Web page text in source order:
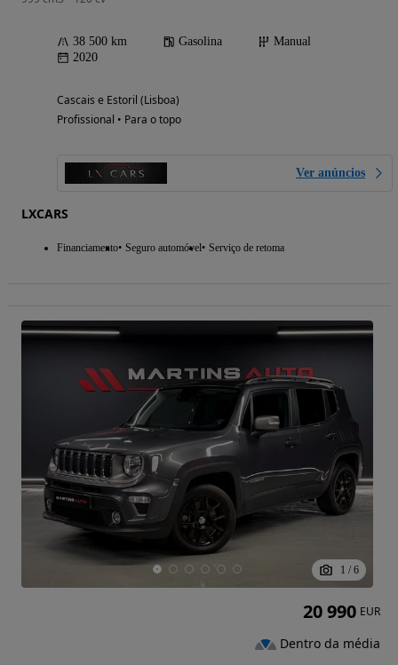
38 500 km Gasolina
Manual
2020
Cascais e Estoril (Lisboa)
Profissional • Para o topo
Ver anúncios
LXCARS
Financiamento Seguro automóvel Serviço de retoma
1 / 6
20 990 EUR
Dentro da média